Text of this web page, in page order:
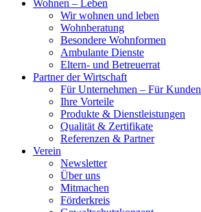
Wohnen – Leben
Wir wohnen und leben
Wohnberatung
Besondere Wohnformen
Ambulante Dienste
Eltern- und Betreuerrat
Partner der Wirtschaft
Für Unternehmen – Für Kunden
Ihre Vorteile
Produkte & Dienstleistungen
Qualität & Zertifikate
Referenzen & Partner
Verein
Newsletter
Über uns
Mitmachen
Förderkreis